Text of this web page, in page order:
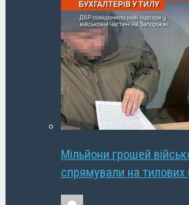
Мільйони грошей
спрямували на тилових